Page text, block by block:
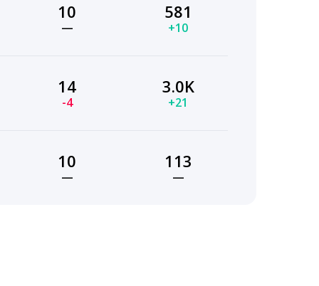
10
—
581
+10
14
-4
3.0K
+21
10
—
113
—